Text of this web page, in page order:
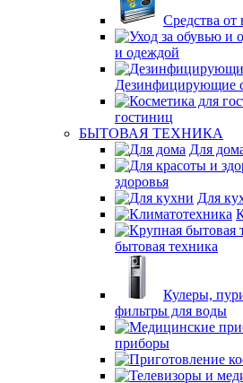
Средства от
и одеждой
Дезинфицирующие
гостиниц
БЫТОВАЯ ТЕХНИКА
Для
здоровья
Для
бытовая техника
Кулеры,
фильтры для воды
приборы